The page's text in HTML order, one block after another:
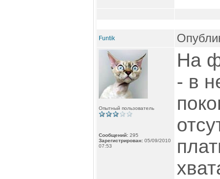
Funtik
Опытный пользователь
Сообщений: 295
Зарегистрирован: 05/09/2010
07:53
На
- в